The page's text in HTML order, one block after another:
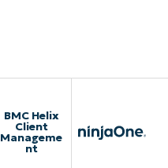
BMC Helix
Client
Manageme
nt